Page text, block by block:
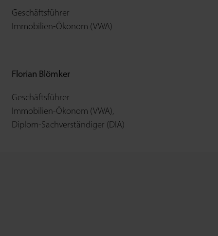
Geschäftsführer
Immobilien-Ökonom (VWA)
Florian Blömker
Geschäftsführer
Immobilien-Ökonom (VWA),
Diplom-Sachverständiger (DIA)